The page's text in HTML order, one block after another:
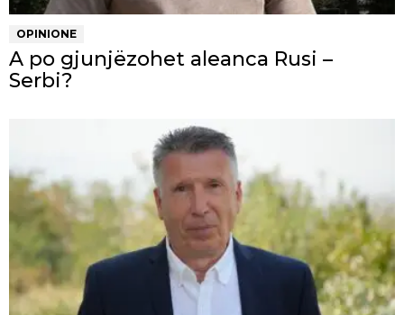
OPINIONE
A po gjunjëzohet aleanca Rusi –
Serbi?